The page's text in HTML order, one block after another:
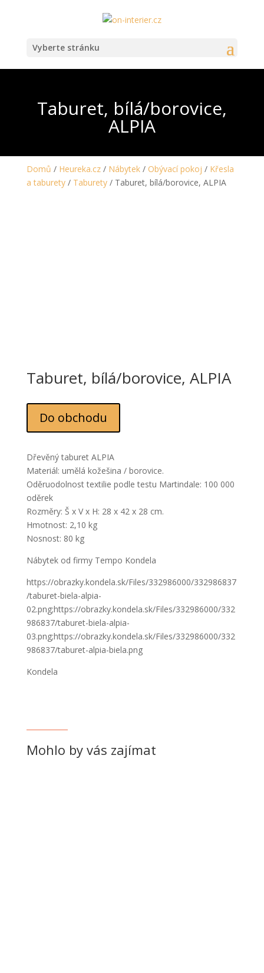
Vyberte stránku
Taburet, bílá/borovice,
ALPIA
Domů / Heureka.cz/ Nábytek/ Obývací pokoj / Křesla
a taburety/ Taburety/ Taburet, bílá/borovice, ALPIA
Taburet, bílá/borovice, ALPIA
Do obchodu
Dřevěný taburet ALPIA
Materiál: umělá kožešina / borovice.
Oděruodolnost textilie podle testu Martindale: 100 000
oděrek
Rozměry: Š x V x H: 28 x 42 x 28 cm.
Hmotnost: 2,10 kg
Nosnost: 80 kg
Nábytek od firmy Tempo Kondela
https://obrazky.kondela.sk/Files/332986000/332986837
/taburet-biela-alpia-
02.png;https://obrazky.kondela.sk/Files/332986000/332
986837/taburet-biela-alpia-
03.png;https://obrazky.kondela.sk/Files/332986000/332
986837/taburet-alpia-biela.png
Kondela
Mohlo by vás zajímat